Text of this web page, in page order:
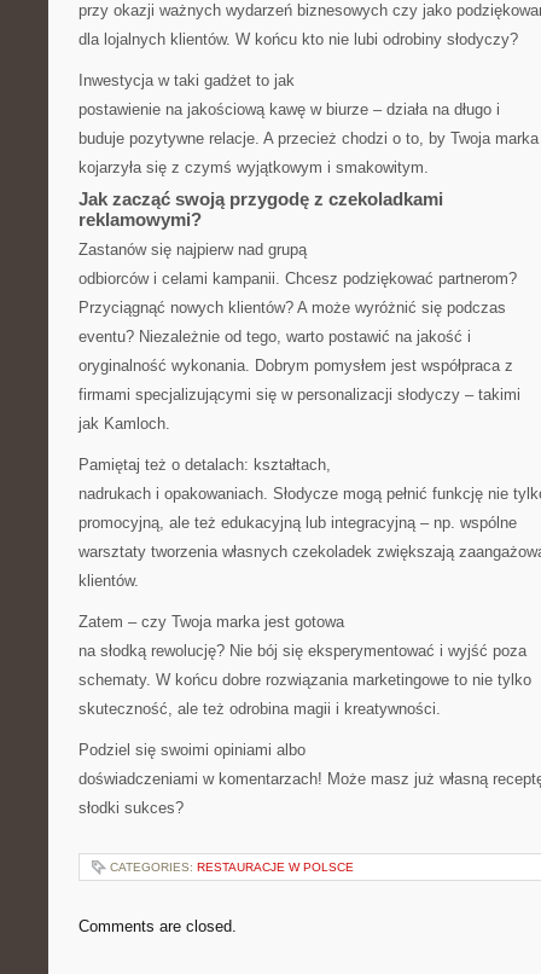
przy okazji ważnych wydarzeń biznesowych czy jako
dla lojalnych klientów. W końcu kto nie lubi odrobiny słodyczy?
Inwestycja w taki gadżet to jak
postawienie na jakościową kawę w biurze – działa na długo i
buduje pozytywne relacje. A przecież chodzi o to, by Twoja marka
kojarzyła się z czymś wyjątkowym i smakowitym.
Jak zacząć swoją przygodę z czekoladkami
reklamowymi?
Zastanów się najpierw nad grupą
odbiorców i celami kampanii. Chcesz podziękować partnerom?
Przyciągnąć nowych klientów? A może wyróżnić się podczas
eventu? Niezależnie od tego, warto postawić na jakość i
oryginalność wykonania. Dobrym pomysłem jest współpraca z
firmami specjalizującymi się w personalizacji słodyczy – takimi
jak Kamloch.
Pamiętaj też o detalach: kształtach,
nadrukach i opakowaniach. Słodycze mogą pełnić funkcję nie
promocyjną, ale też edukacyjną lub integracyjną – np. wspólne
warsztaty tworzenia własnych czekoladek zwiększają
klientów.
Zatem – czy Twoja marka jest gotowa
na słodką rewolucję? Nie bój się eksperymentować i wyjść poza
schematy. W końcu dobre rozwiązania marketingowe to nie tylko
skuteczność, ale też odrobina magii i kreatywności.
Podziel się swoimi opiniami albo
doświadczeniami w komentarzach! Może masz już własną
słodki sukces?
CATEGORIES: RESTAURACJE W POLSCE
Comments are closed.